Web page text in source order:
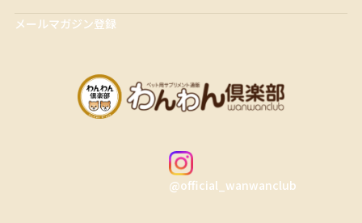
メールマガジン登録
@official_wanwanclub